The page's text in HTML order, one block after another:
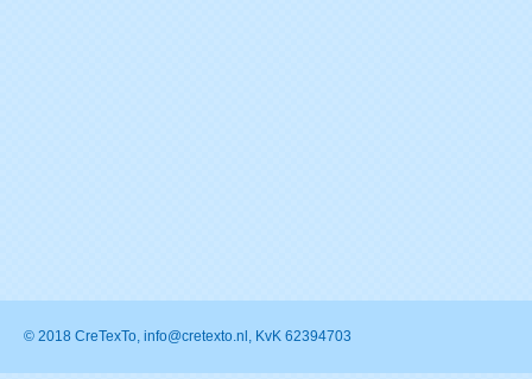
© 2018 CreTexTo, info@cretexto.nl, KvK 62394703